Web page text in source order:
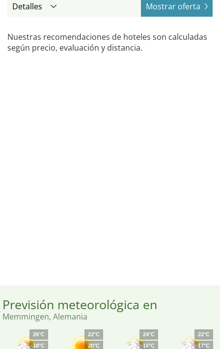
Detalles Mostrar oferta
Nuestras recomendaciones de hoteles son calculadas
según precio, evaluación y distancia.
Previsión meteorológica en
Memmingen, Alemania
26°C
18°C
22°C
20°C
24°C
16°C
22°C
17°C